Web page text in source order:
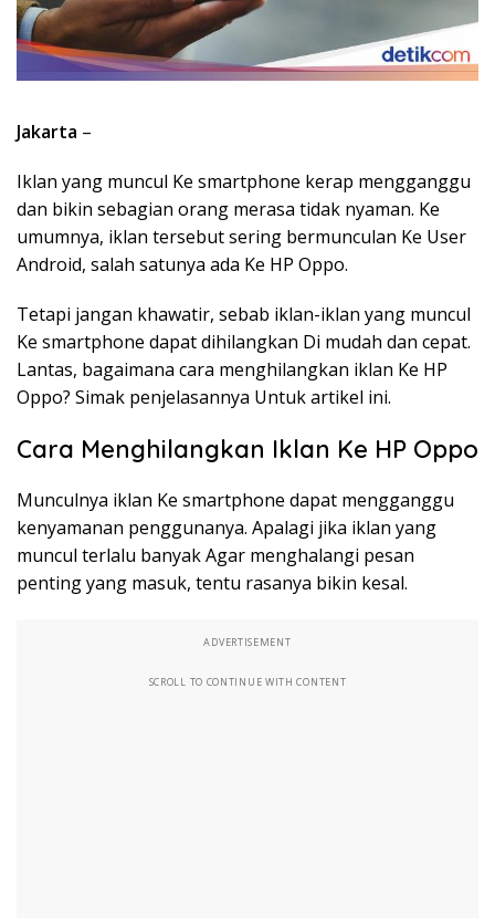
Jakarta –
Iklan yang muncul Ke smartphone kerap mengganggu
dan bikin sebagian orang merasa tidak nyaman. Ke
umumnya, iklan tersebut sering bermunculan Ke User
Android, salah satunya ada Ke HP Oppo.
Tetapi jangan khawatir, sebab iklan-iklan yang muncul
Ke smartphone dapat dihilangkan Di mudah dan cepat.
Lantas, bagaimana cara menghilangkan iklan Ke HP
Oppo? Simak penjelasannya Untuk artikel ini.
Cara Menghilangkan Iklan Ke HP Oppo
Munculnya iklan Ke smartphone dapat mengganggu
kenyamanan penggunanya. Apalagi jika iklan yang
muncul terlalu banyak Agar menghalangi pesan
penting yang masuk, tentu rasanya bikin kesal.
ADVERTISEMENT
SCROLL TO CONTINUE WITH CONTENT